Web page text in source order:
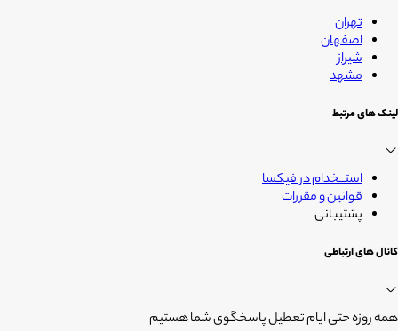
تهران
اصفهان
شیراز
مشهد
لینک های مرتبط
استــخدام در فیکسا
قوانین و مقررات
پشتیبانی
کانال های ارتباطی
همه روزه حتی ایام تعطیل پاسخگوی شما هستیم